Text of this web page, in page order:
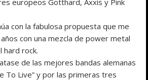
con la fabulosa propuesta que me
con una mezcla de power metal
hard rock.
de las mejores bandas alemanas
To Live” y por las primeras tres